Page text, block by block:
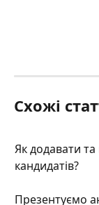
Схожі
Як додавати
кандидатів?
Презентуємо